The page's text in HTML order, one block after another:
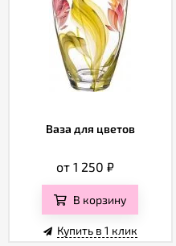
Ваза для цветов
от 1 250₽
В корзину
Купить в 1 клик